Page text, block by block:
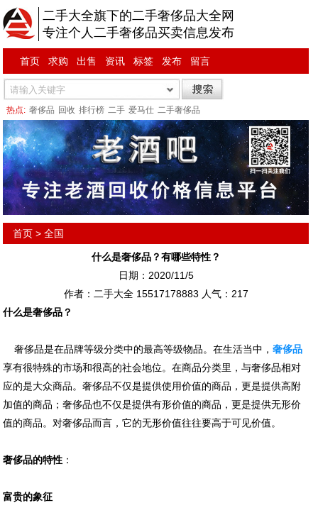
二手大全旗下的二手奢侈品大全网
专注个人二手奢侈品买卖信息发布
首页 求购 出售 资讯 标签 发布 留言
热点: 奢侈品 回收 排行榜 二手 爱马仕 二手奢侈品
首页 >全国
什么是奢侈品？有哪些特性？
日期：2020/11/5
作者：二手大全 15517178883 人气： 217
什么是奢侈品？
奢侈品是在品牌等级分类中的最高等级物品。在生活当中，奢侈品
享有很特殊的市场和很高的社会地位。在商品分类里，与奢侈品相对
应的是大众商品。奢侈品不仅是提供使用价值的商品，更是提供高附
加值的商品；奢侈品也不仅是提供有形价值的商品，更是提供无形价
值的商品。对奢侈品而言，它的无形价值往往要高于可见价值。
奢侈品的特性 ：
富贵的象征